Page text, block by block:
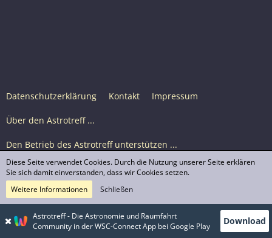
Datenschutzerklärung Kontakt Impressum
Über den Astrotreff ...
Den Betrieb des Astrotreff unterstützen ...
Nutzungsbedingungen
© Astrotreff 2001-2026, lizenziert unter CC BY-SA,
sofern für einzelne Inhalte nicht anders angegeben
Astrotreff - Die Astronomie und Raumfahrt
Community in der WSC-Connect App bei Google Play
Download
Diese Seite verwendet Cookies. Durch die Nutzung unserer Seite erklären
Sie sich damit einverstanden, dass wir Cookies setzen.
Weitere Informationen
Schließen